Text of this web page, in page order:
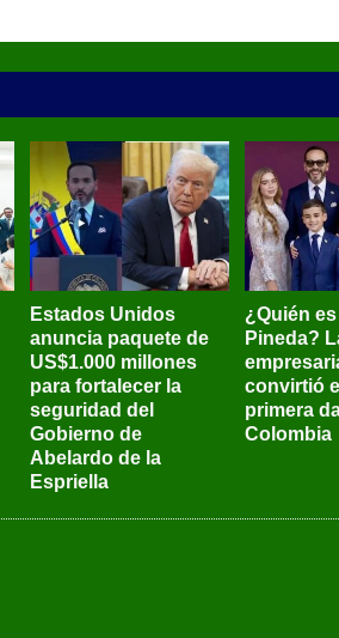
Estados Unidos
anuncia paquete de
US$1.000 millones
para fortalecer la
seguridad del
Gobierno de
Abelardo de la
Espriella
¿Quién
Pineda?
convirtió
primera
Colombia